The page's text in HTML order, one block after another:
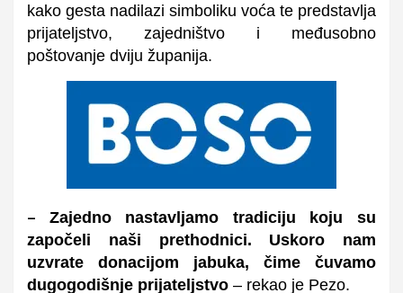
kako gesta nadilazi simboliku voća te predstavlja
prijateljstvo, zajedništvo i međusobno
poštovanje dviju županija.
– Zajedno nastavljamo tradiciju koju su
započeli naši prethodnici. Uskoro nam
uzvrate donacijom jabuka, čime čuvamo
dugogodišnje prijateljstvo – rekao je Pezo.